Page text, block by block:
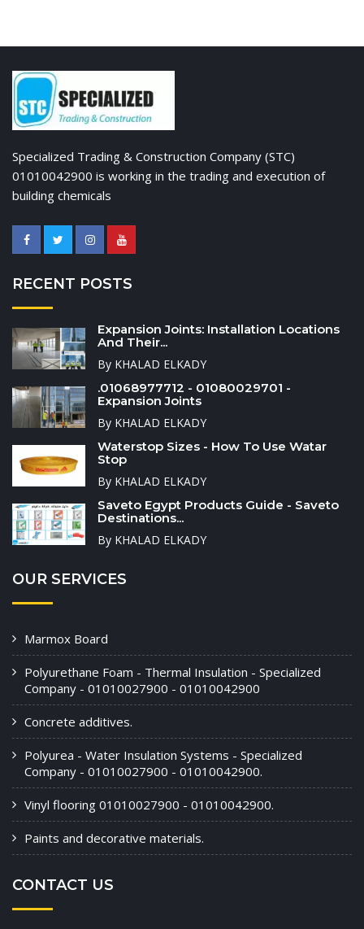
Specialized Trading & Construction Company (STC)
01010042900 is working in the trading and execution of
building chemicals
RECENT POSTS
Expansion Joints: Installation Locations
And Their...
By KHALAD ELKADY
.01068977712 - 01080029701 -
Expansion Joints
By KHALAD ELKADY
Waterstop Sizes - How To Use Watar
Stop
By KHALAD ELKADY
Saveto Egypt Products Guide - Saveto
Destinations...
By KHALAD ELKADY
OUR SERVICES
Marmox Board
Polyurethane Foam - Thermal Insulation - Specialized
Company - 01010027900 - 01010042900
Concrete additives.
Polyurea - Water Insulation Systems - Specialized
Company - 01010027900 - 01010042900.
Vinyl flooring 01010027900 - 01010042900.
Paints and decorative materials.
CONTACT US